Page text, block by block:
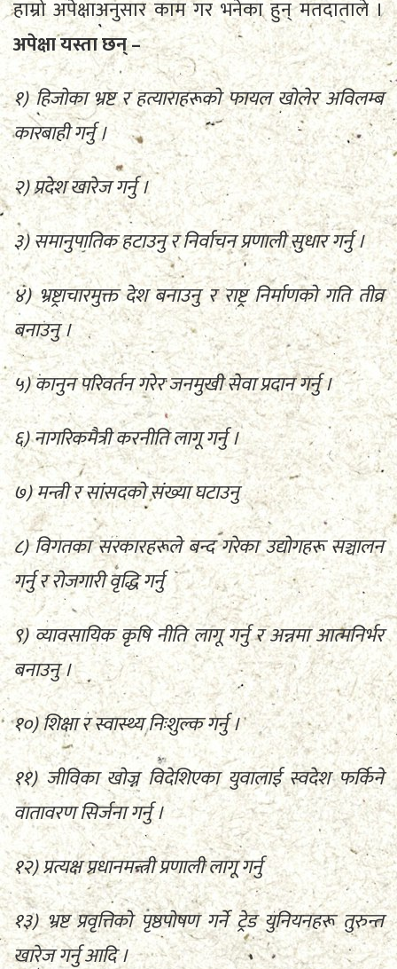
हाम्रो अपेक्षाअनुसार काम गर भनेका हुन् मतदाताले ।
अपेक्षा यस्ता छन् –
१) हिजोका भ्रष्ट र हत्याराहरूको फायल खोलेर अविलम्ब
कारबाही गर्नु ।
२) प्रदेश खारेज गर्नु ।
३) समानुपातिक हटाउनु र निर्वाचन प्रणाली सुधार गर्नु ।
४) भ्रष्ट्राचारमुक्त देश बनाउनु र राष्ट्र निर्माणको गति तीव्र
बनाउनु ।
५) कानुन परिवर्तन गरेर जनमुखी सेवा प्रदान गर्नु ।
६) नागरिकमैत्री करनीति लागू गर्नु ।
७) मन्त्री र सांसदको संख्या घटाउनु
८) विगतका सरकारहरूले बन्द गरेका उद्योगहरू सञ्चालन
गर्नु र रोजगारी वृद्धि गर्नु
९) व्यावसायिक कृषि नीति लागू गर्नु र अन्नमा आत्मनिर्भर
बनाउनु ।
१०) शिक्षा र स्वास्थ्य निःशुल्क गर्नु ।
११) जीविका खोज्न विदेशिएका युवालाई स्वदेश फर्किने
वातावरण सिर्जना गर्नु ।
१२) प्रत्यक्ष प्रधानमन्त्री प्रणाली लागू गर्नु
१३) भ्रष्ट प्रवृत्तिको पृष्ठपोषण गर्ने ट्रेड युनियनहरू तुरुन्त
खारेज गर्नु आदि ।